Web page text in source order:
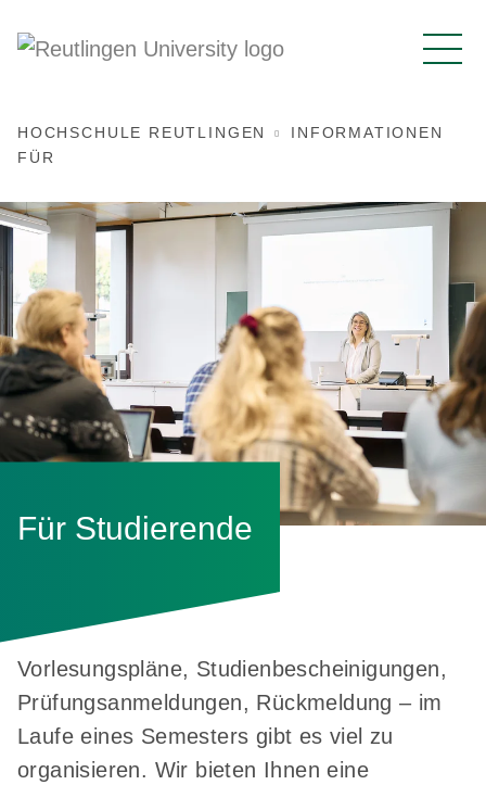
HOCHSCHULE REUTLINGEN
INFORMATIONEN
FÜR
Für Studierende
Vorlesungspläne, Studienbescheinigungen,
Prüfungsanmeldungen, Rückmeldung – im
Laufe eines Semesters gibt es viel zu
organisieren. Wir bieten Ihnen eine